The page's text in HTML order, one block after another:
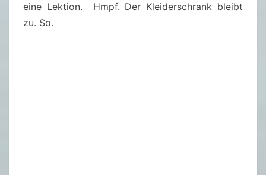
eine Lektion. Hmpf. Der Kleiderschrank bleibt
zu. So.